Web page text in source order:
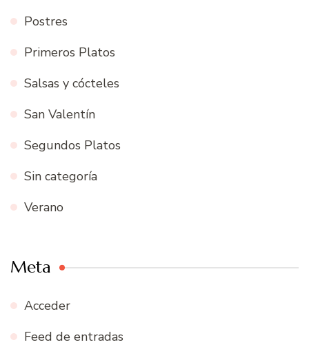
Postres
Primeros Platos
Salsas y cócteles
San Valentín
Segundos Platos
Sin categoría
Verano
Meta
Acceder
Feed de entradas